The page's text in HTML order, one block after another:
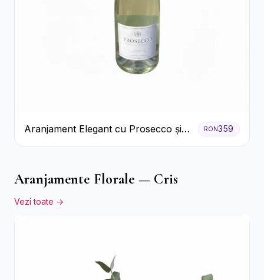
Aranjament Elegant cu Prosecco și
Flori Galbene.
RON359
Aranjamente Florale — Cris
Vezi toate →